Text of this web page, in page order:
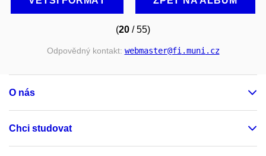
(20 / 55)
Odpovědný kontakt: webmaster@fi.muni.cz
O nás
Chci studovat